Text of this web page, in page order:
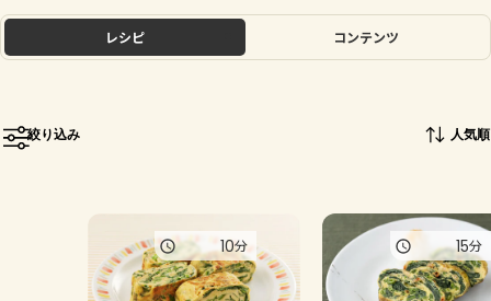
ホーム
トーク
人気の食材・レシピ
きゅうり なす トマト とうもろこし
ピーマン
レシピ コンテンツ
絞り込み 人気順
10分 15分